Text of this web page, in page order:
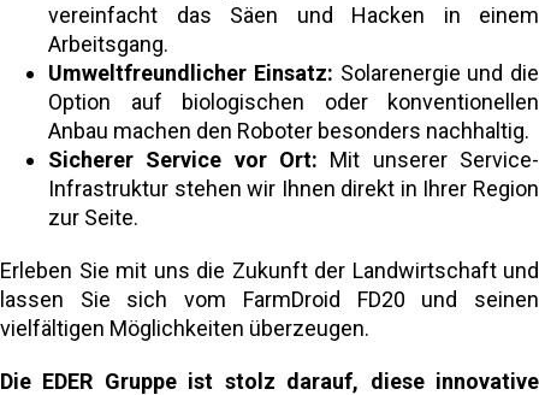
vereinfacht das Säen und Hacken in einem
Arbeitsgang.
Umweltfreundlicher Einsatz: Solarenergie und die
Option auf biologischen oder konventionellen
Anbau machen den Roboter besonders nachhaltig.
Sicherer Service vor Ort: Mit unserer Service-
Infrastruktur stehen wir Ihnen direkt in Ihrer Region
zur Seite.
Erleben Sie mit uns die Zukunft der Landwirtschaft und
lassen Sie sich vom FarmDroid FD20 und seinen
vielfältigen Möglichkeiten überzeugen.
Die EDER Gruppe ist stolz darauf, diese innovative